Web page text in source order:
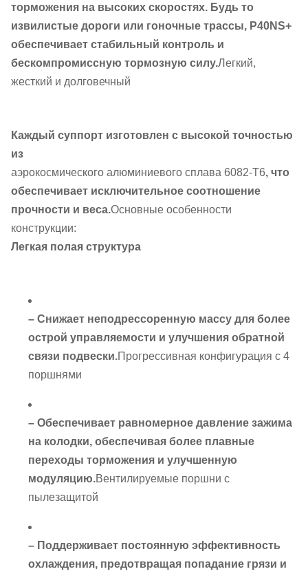
торможения на высоких скоростях. Будь то
извилистые дороги или гоночные трассы, P40NS+
обеспечивает стабильный контроль и
бескомпромиссную тормозную силу.Легкий,
жесткий и долговечный
Каждый суппорт изготовлен с высокой точностью
из
аэрокосмического алюминиевого сплава 6082-T6, что
обеспечивает исключительное соотношение
прочности и веса.Основные особенности
конструкции:
Легкая полая структура
– Снижает неподрессоренную массу для более
острой управляемости и улучшения обратной
связи подвески.Прогрессивная конфигурация с 4
поршнями
– Обеспечивает равномерное давление зажима
на колодки, обеспечивая более плавные
переходы торможения и улучшенную
модуляцию.Вентилируемые поршни с
пылезащитой
– Поддерживает постоянную эффективность
охлаждения, предотвращая попадание грязи и